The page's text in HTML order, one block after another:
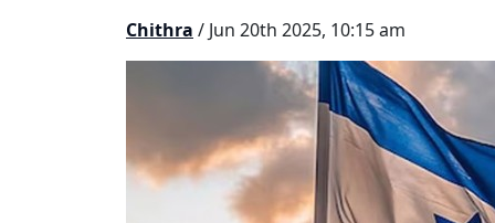
Chithra / Jun 20th 2025, 10:15 am